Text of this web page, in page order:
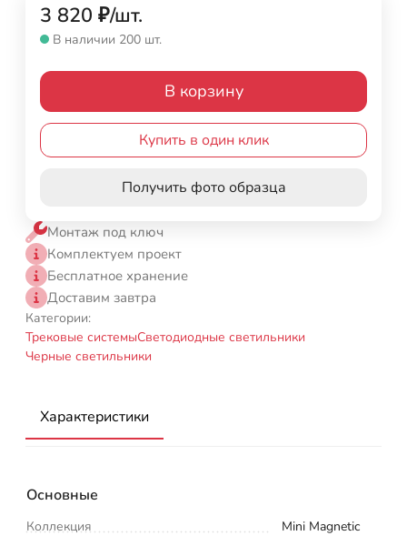
3 820 ₽/шт.
В наличии 200 шт.
В корзину
Купить в один клик
Получить фото образца
Монтаж под ключ
Комплектуем проект
Бесплатное хранение
Доставим завтра
Категории:
Трековые системыСветодиодные светильники
Черные светильники
Характеристики
Основные
Коллекция
Mini Magnetic